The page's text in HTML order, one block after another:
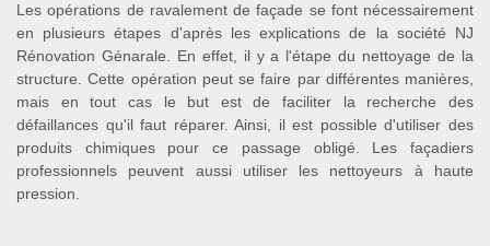
Les opérations de ravalement de façade se font nécessairement
en plusieurs étapes d'après les explications de la société NJ
Rénovation Génarale. En effet, il y a l'étape du nettoyage de la
structure. Cette opération peut se faire par différentes manières,
mais en tout cas le but est de faciliter la recherche des
défaillances qu'il faut réparer. Ainsi, il est possible d'utiliser des
produits chimiques pour ce passage obligé. Les façadiers
professionnels peuvent aussi utiliser les nettoyeurs à haute
pression.